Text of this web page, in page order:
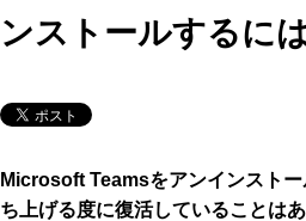
ンストールするに
Microsoft Teamsをアンインスト
ち上げる度に復活していることは